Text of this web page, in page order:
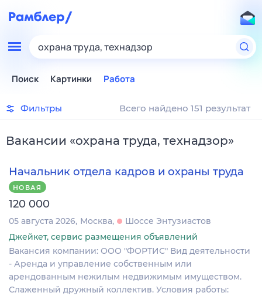
охрана труда, технадзор
Поиск Картинки Работа
Фильтры Всего найдено 151 результат
Вакансии «охрана труда, технадзор»
Начальник отдела кадров и охраны труда
НОВАЯ
120 000
05 августа 2026 Москва
Шоссе Энтузиастов
Джейкет, сервис размещения объявлений
Вакансия компании: ООО "ФОРТИС" Вид деятельности
- Аренда и управление собственным или
арендованным нежилым недвижимым имуществом.
Слаженный дружный коллектив. Условия работы: